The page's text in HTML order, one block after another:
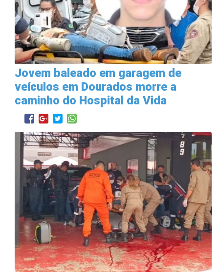
Jovem baleado em garagem de
veículos em Dourados morre a
caminho do Hospital da Vida